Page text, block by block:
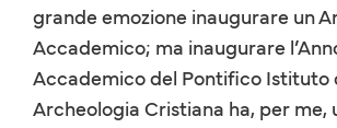
grande emozione inaugurare un
Accademico; ma inaugurare
Accademico del Pontifico Istituto
Archeologia Cristiana ha, per me,